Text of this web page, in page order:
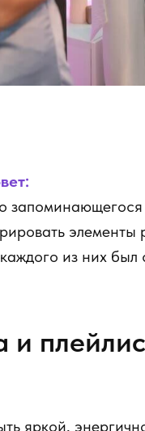
из них
и
яркой,